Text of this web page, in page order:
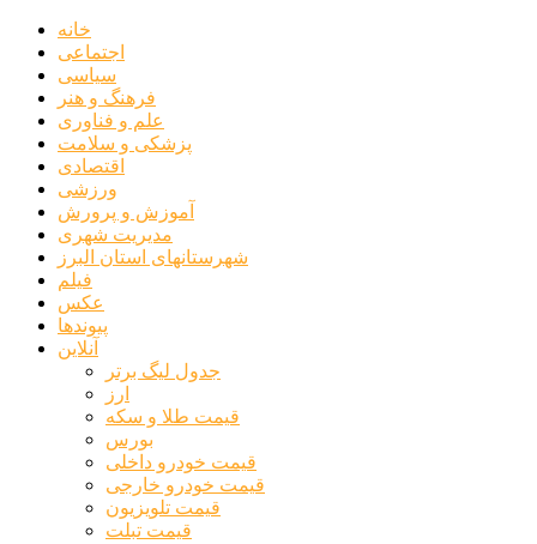
خانه
اجتماعی
سیاسی
فرهنگ و هنر
علم و فناوری
پزشکی و سلامت
اقتصادی
ورزشی
آموزش و پرورش
مدیریت شهری
شهرستانهای استان البرز
فیلم
عکس
پیوندها
آنلاین
جدول لیگ برتر
ارز
قیمت طلا و سکه
بورس
قیمت خودرو داخلی
قیمت خودرو خارجی
قیمت تلویزیون
قیمت تبلت